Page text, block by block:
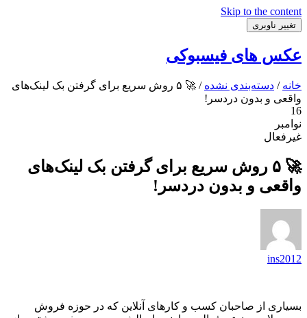
Skip to the content
تغییر ناوبری
عکس های فیسبوکی
خانه / دسته‌بندی نشده
/ 🚀 ۵ روش سریع برای گرفتن بک لینک‌های
واقعی و بدون دردسر!
16
نوامبر
غیرفعال
🚀 ۵ روش سریع برای گرفتن بک لینک‌های
واقعی و بدون دردسر!
ins2012
بسیاری از صاحبان کسب و کارهای آنلاین که در حوزه فروش